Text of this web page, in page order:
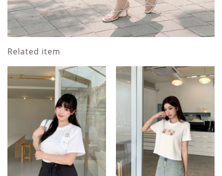
Related item